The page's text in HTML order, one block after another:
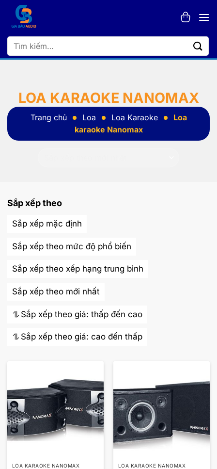
dung
Tìm
kiếm:
LOA KARAOKE NANOMAX
Trang chủ Loa Loa Karaoke
Loa
karaoke Nanomax
Sắp xếp theo
Sắp xếp mặc định
Sắp xếp theo mức độ phổ biến
Sắp xếp theo xếp hạng trung bình
Sắp xếp theo mới nhất
Sắp xếp theo giá: thấp đến cao
Sắp xếp theo giá: cao đến thấp
LOA KARAOKE NANOMAX LOA KARAOKE NANOMAX